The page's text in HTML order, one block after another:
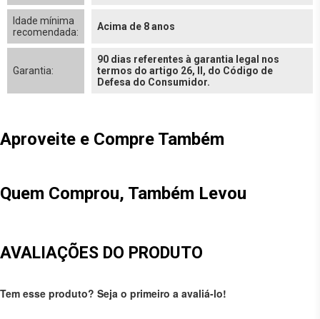
Idade mínima
recomendada:
Acima de 8 anos
Garantia:
90 dias referentes à garantia legal nos
termos do artigo 26, II, do Código de
Defesa do Consumidor.
Aproveite e Compre Também
Quem Comprou, Também Levou
AVALIAÇÕES DO PRODUTO
Tem esse produto? Seja o primeiro a avaliá-lo!